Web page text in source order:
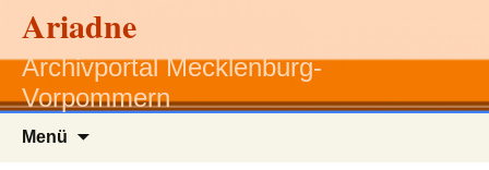
Ariadne
Archivportal Mecklenburg-
Vorpommern
Menü